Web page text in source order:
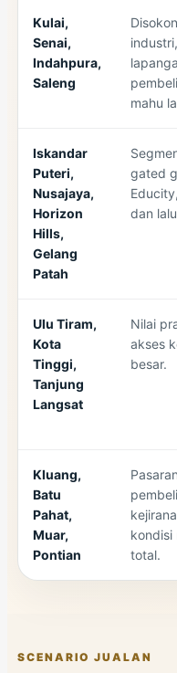
Kulai,
Senai,
Indahpura,
Saleng
mahu
Iskandar
Puteri,
Nusajaya,
Horizon
Hills,
Gelang
Patah
gated
dan
Ulu Tiram,
Kota
Tinggi,
Tanjung
Langsat
Nilai
akses
besar.
Kluang,
Batu
Pahat,
Muar,
Pontian
kondisi
total.
SCENARIO JUALAN